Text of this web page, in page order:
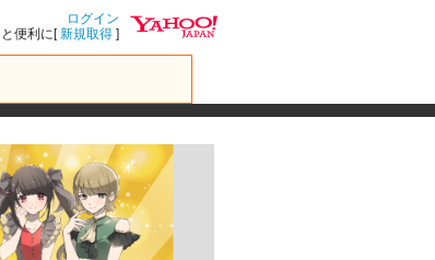
ログイン
と便利に[新規取得 ]